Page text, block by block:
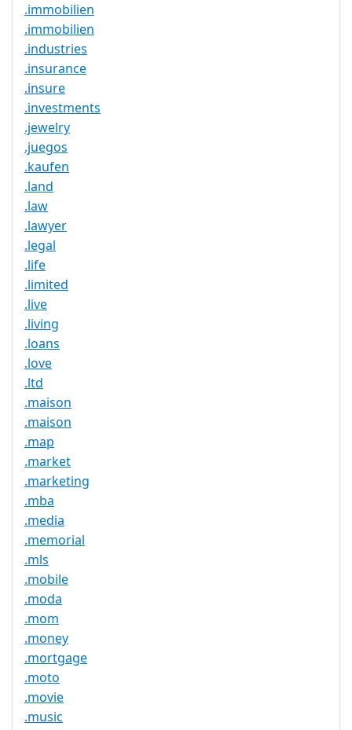
.immobilien
.immobilien
.industries
.insurance
.insure
.investments
.jewelry
.juegos
.kaufen
.land
.law
.lawyer
.legal
.life
.limited
.live
.living
.loans
.love
.ltd
.maison
.maison
.map
.market
.marketing
.mba
.media
.memorial
.mls
.mobile
.moda
.mom
.money
.mortgage
.moto
.movie
.music